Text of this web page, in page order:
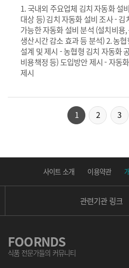
1. 국내외 주요업체 김치 자동화 설
대상 등) 김치 자동화 설비 조사 -
가능한 자동화 설비 분석 (설치비용
생산시간 감소 효과 등 분석) 2. 농
설계 및 제시 - 농협형 김치 자동화
비용책정 등) 도입방안 제시 - 자동
제시
1 2 3
사이트 소개 이용약관
관련기관 링크
FOORNDS
식품 전문가들의 커뮤니티